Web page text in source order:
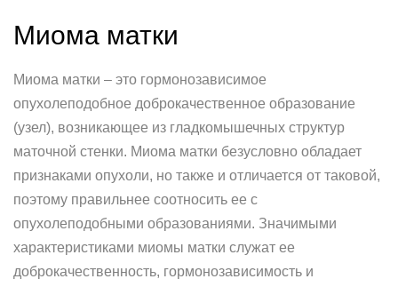
Миома матки
Миома матки – это гормонозависимое
опухолеподобное доброкачественное образование
(узел), возникающее из гладкомышечных структур
маточной стенки. Миома матки безусловно обладает
признаками опухоли, но также и отличается от таковой,
поэтому правильнее соотносить ее с
опухолеподобными образованиями. Значимыми
характеристиками миомы матки служат ее
доброкачественность, гормонозависимость и